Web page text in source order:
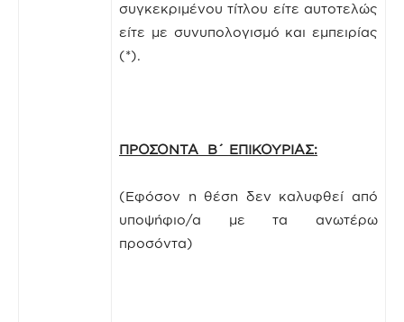
συγκεκριμένου τίτλου είτε αυτοτελώς
είτε με συνυπολογισμό και εμπειρίας
(*).
ΠΡΟΣΟΝΤΑ Β΄ ΕΠΙΚΟΥΡΙΑΣ:
(Εφόσον η θέση δεν καλυφθεί από
υποψήφιο/α με τα ανωτέρω
προσόντα)